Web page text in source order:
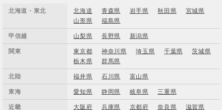
北海道・東北 北海道 青森県 岩手県 秋田県
宮城県
山形県
福島県
甲信越 山梨県 長野県 新潟県
関東 東京都 神奈川県 埼玉県 千葉県
茨城県
栃木県
群馬県
北陸 福井県 石川県 富山県
東海 愛知県 静岡県 岐阜県 三重県
近畿 大阪府 兵庫県 京都府 奈良県 滋賀県